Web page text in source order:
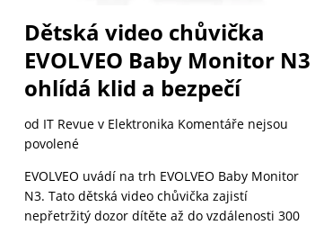
Dětská video chůvička
EVOLVEO Baby Monitor N3
ohlídá klid a bezpečí
od IT Revue v Elektronika Komentáře nejsou
povolené
EVOLVEO uvádí na trh EVOLVEO Baby Monitor
N3. Tato dětská video chůvička zajistí
nepřetržitý dozor dítěte až do vzdálenosti 300